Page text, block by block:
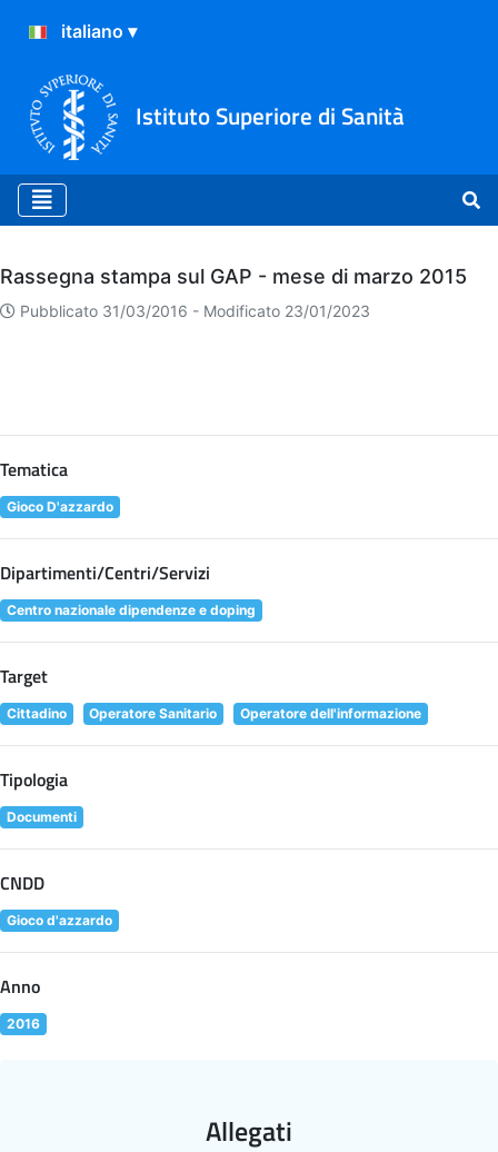
Istituto Superiore di Sanità
Archivio
Rassegna stampa sul GAP - mese di marzo 2015
Pubblicato 31/03/2016 - Modificato 23/01/2023
Tematica
Gioco D'azzardo
Dipartimenti/Centri/Servizi
Centro nazionale dipendenze e doping
Target
Cittadino Operatore Sanitario Operatore dell'informazione
Tipologia
Documenti
CNDD
Gioco d'azzardo
Anno
2016
Allegati